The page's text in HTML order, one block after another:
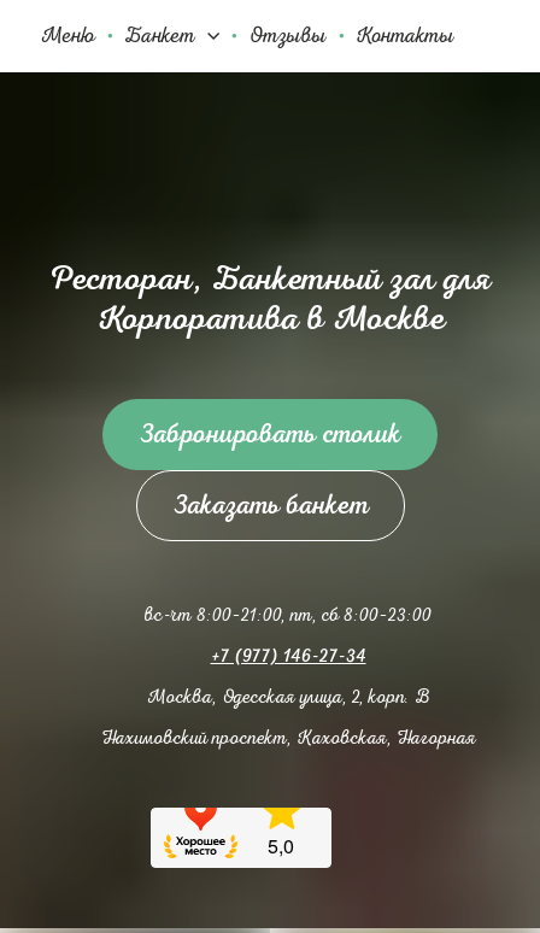
Меню Банкет Отзывы Контакты
Ресторан, Банкетный зал для
Корпоратива в Москве
Забронировать столик
Заказать банкет
вс-чт 8:00–21:00, пт, сб 8:00–23:00
+7 (977) 146-27-34
Москва, Одесская улица, 2, корп. В
Нахимовский проспект, Каховская, Нагорная